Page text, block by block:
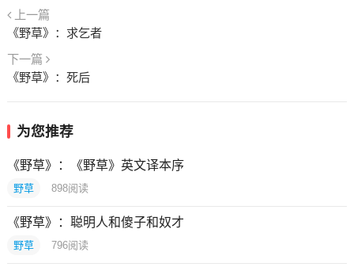
上一篇
《野草》：求乞者
下一篇
《野草》：死后
为您推荐
《野草》：《野草》英文译本序
野草 898阅读
《野草》：聪明人和傻子和奴才
野草 796阅读